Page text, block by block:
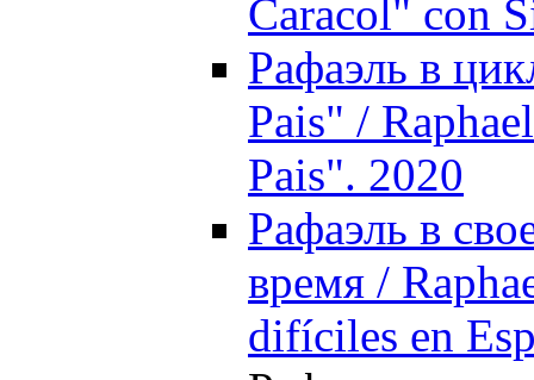
Caracol" con
Рафаэль в
Pais" /
Pais". 2020
Рафаэль в
время /
difíciles en